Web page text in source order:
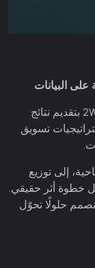
البيانات
في عالم مليء بالوعود الزائفة، تبرز 2WinDesign بتقديم نتائج
تسويق
إلى توزيع
خطوة أثر حقيقي.
حلولًا تحوّل